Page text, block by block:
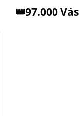
👑97.000